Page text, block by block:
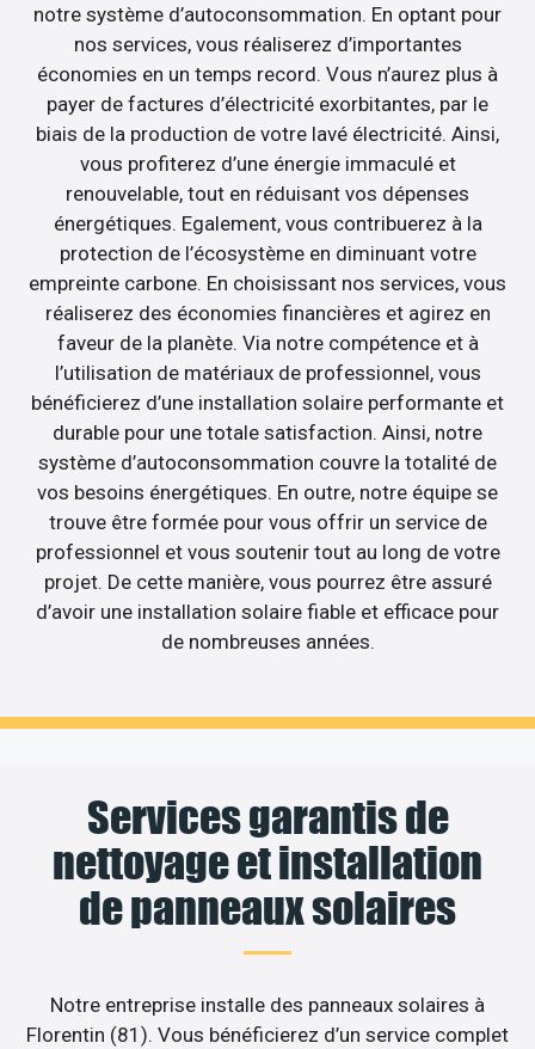
notre système d’autoconsommation. En optant pour
nos services, vous réaliserez d’importantes
économies en un temps record. Vous n’aurez plus à
payer de factures d’électricité exorbitantes, par le
biais de la production de votre lavé électricité. Ainsi,
vous profiterez d’une énergie immaculé et
renouvelable, tout en réduisant vos dépenses
énergétiques. Egalement, vous contribuerez à la
protection de l’écosystème en diminuant votre
empreinte carbone. En choisissant nos services, vous
réaliserez des économies financières et agirez en
faveur de la planète. Via notre compétence et à
l’utilisation de matériaux de professionnel, vous
bénéficierez d’une installation solaire performante et
durable pour une totale satisfaction. Ainsi, notre
système d’autoconsommation couvre la totalité de
vos besoins énergétiques. En outre, notre équipe se
trouve être formée pour vous offrir un service de
professionnel et vous soutenir tout au long de votre
projet. De cette manière, vous pourrez être assuré
d’avoir une installation solaire fiable et efficace pour
de nombreuses années.
Services garantis de
nettoyage et installation
de panneaux solaires
Notre entreprise installe des panneaux solaires à
Florentin (81). Vous bénéficierez d’un service complet